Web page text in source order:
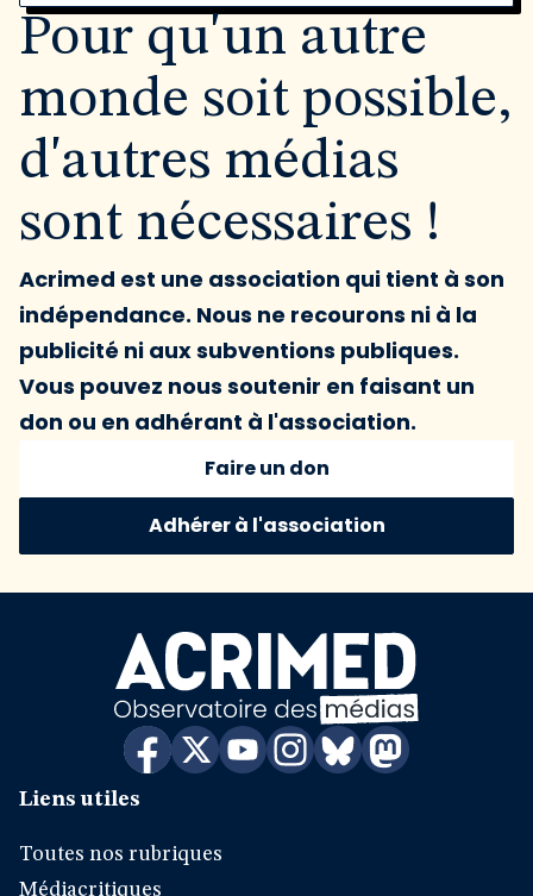
Pour qu'un autre
monde soit possible,
d'autres médias
sont nécessaires !
Acrimed est une association qui tient à son
indépendance. Nous ne recourons ni à la
publicité ni aux subventions publiques.
Vous pouvez nous soutenir en faisant un
don ou en adhérant à l'association.
Faire un don
Adhérer à l'association
Liens utiles
Toutes nos rubriques
Médiacritiques